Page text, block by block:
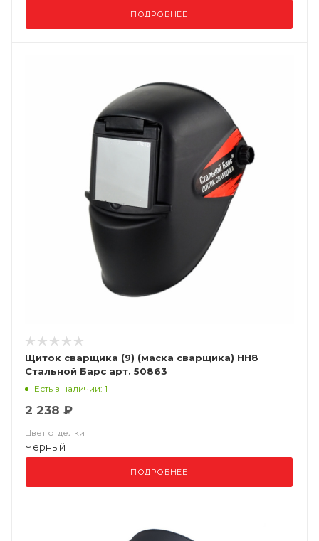
ПОДРОБНЕЕ
Щиток сварщика (9) (маска сварщика) НН8
Стальной Барс арт. 50863
Есть в наличии: 1
2 238 ₽
Цвет отделки
Черный
ПОДРОБНЕЕ